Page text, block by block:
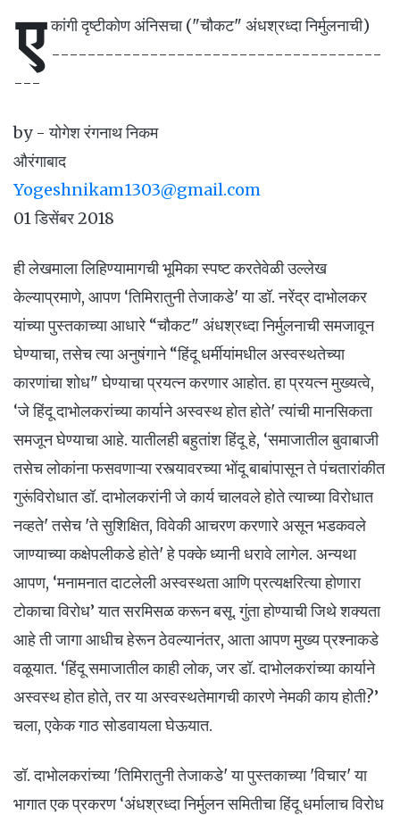
ए कांगी दृष्टीकोण अंनिसचा ("चौकट" अंधश्रध्दा निर्मुलनाची)
-------------------------------------
---
by - योगेश रंगनाथ निकम
औरंगाबाद
Yogeshnikam1303@gmail.com
01 डिसेंबर 2018
ही लेखमाला लिहिण्यामागची भूमिका स्पष्ट करतेवेळी उल्लेख
केल्याप्रमाणे, आपण ‘तिमिरातुनी तेजाकडे' या डॉ. नरेंद्र दाभोलकर
यांच्या पुस्तकाच्या आधारे “चौकट" अंधश्रध्दा निर्मुलनाची समजावून
घेण्याचा, तसेच त्या अनुषंगाने “हिंदू धर्मीयांमधील अस्वस्थतेच्या
कारणांचा शोध" घेण्याचा प्रयत्न करणार आहोत. हा प्रयत्न मुख्यत्वे,
‘जे हिंदू दाभोलकरांच्या कार्याने अस्वस्थ होत होते' त्यांची मानसिकता
समजून घेण्याचा आहे‌. यातीलही बहुतांश हिंदू हे, ‘समाजातील बुवाबाजी
तसेच लोकांना फसवणाऱ्या रस्त्यावरच्या भोंदू बाबांपासून ते पंचतारांकीत
गुरूंविरोधात डॉ. दाभोलकरांनी जे कार्य चालवले होते त्याच्या विरोधात
नव्हते' तसेच 'ते सुशिक्षित, विवेकी आचरण करणारे असून भडकवले
जाण्याच्या कक्षेपलीकडे होते' हे पक्के ध्यानी धरावे लागेल. अन्यथा
आपण, ‘मनामनात दाटलेली अस्वस्थता आणि प्रत्यक्षरित्या होणारा
टोकाचा विरोध’ यात सरमिसळ करून बसू. गुंता होण्याची जिथे शक्यता
आहे ती जागा आधीच हेरून ठेवल्यानंतर, आता आपण मुख्य प्रश्नाकडे
वळूयात. ‘हिंदू समाजातील काही लोक, जर डॉ. दाभोलकरांच्या कार्याने
अस्वस्थ होत होते, तर या अस्वस्थतेमागची कारणे नेमकी काय होती?’
चला, एकेक गाठ सोडवायला घेऊयात.
डॉ. दाभोलकरांच्या 'तिमिरातुनी तेजाकडे' या पुस्तकाच्या 'विचार' या
भागात एक प्रकरण ‘अंधश्रध्दा निर्मुलन समितीचा हिंदू धर्मालाच विरोध